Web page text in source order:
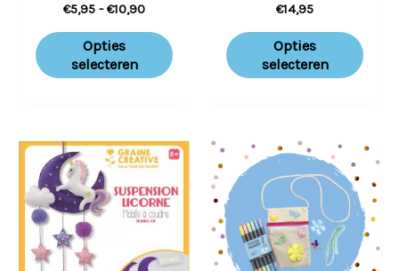
€5,95 - €10,90
Opties
selecteren
productpagina
€14,95
Opties
selecteren